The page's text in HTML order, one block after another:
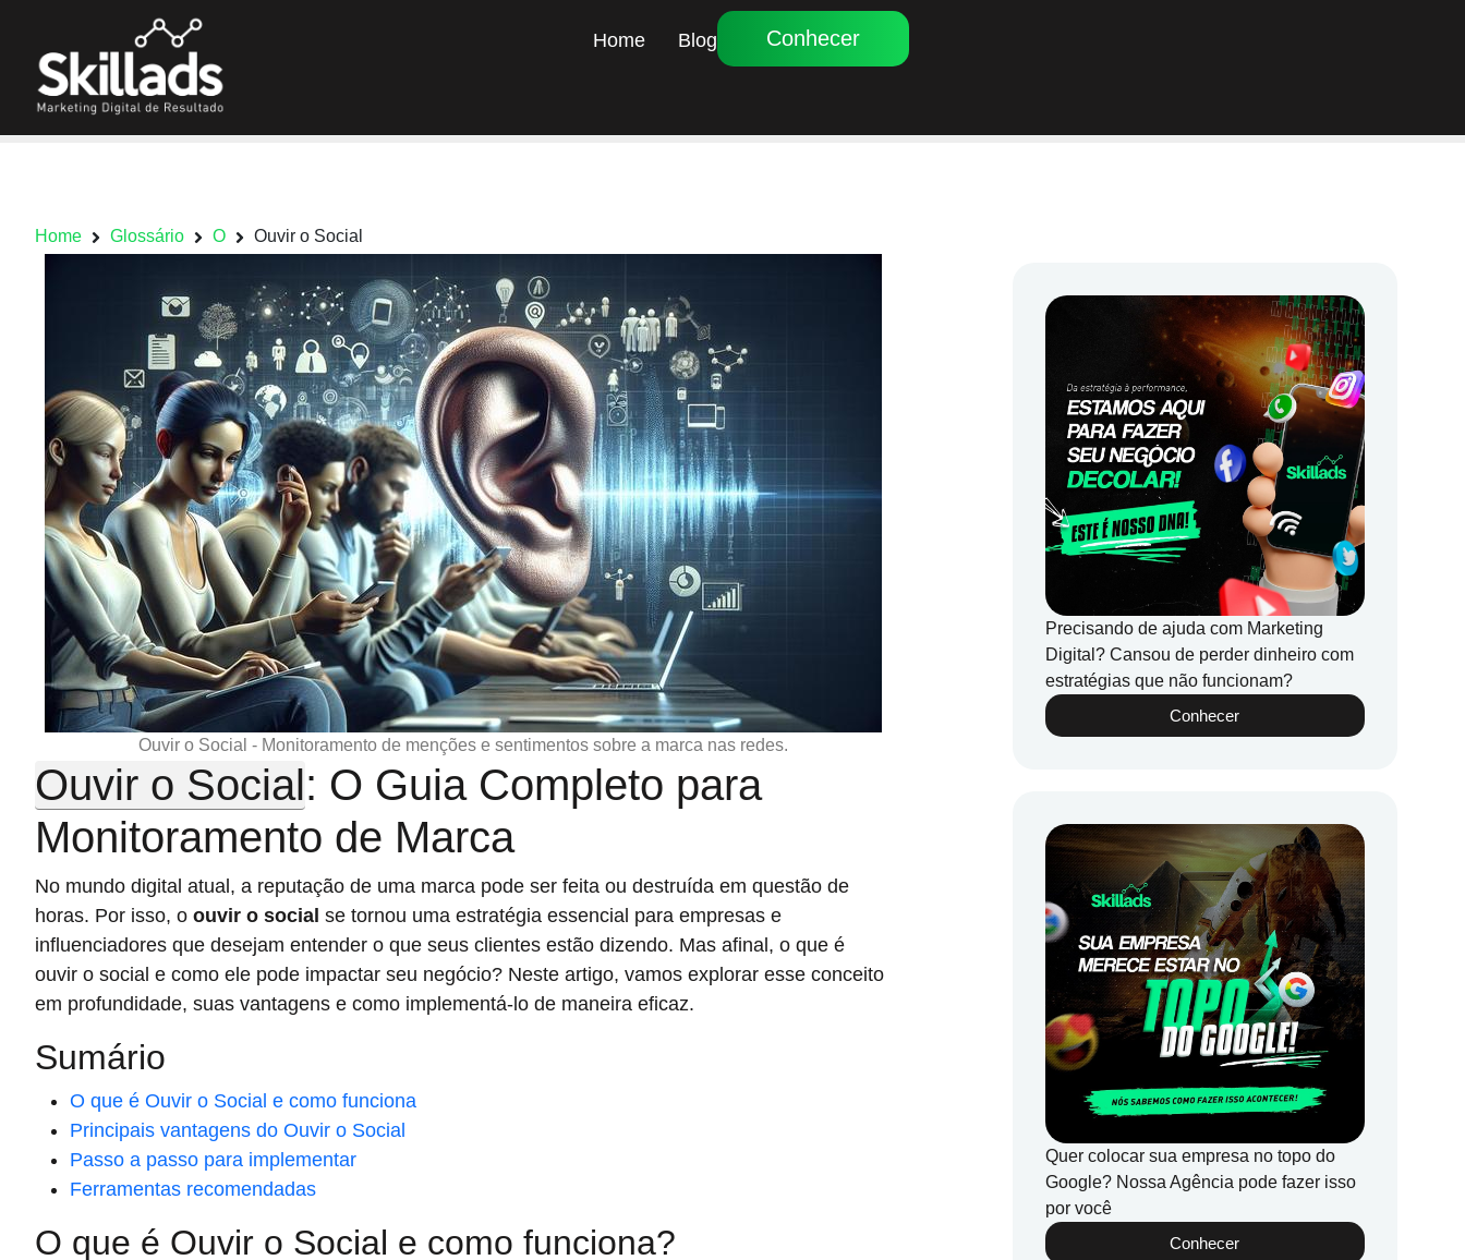
Home Blog Conhecer
Home Glossário O Ouvir o Social
Ouvir o Social - Monitoramento de menções e sentimentos sobre a marca nas redes.
Ouvir o Social : O Guia Completo para
Monitoramento de Marca
No mundo digital atual, a reputação de uma marca pode ser feita ou destruída em questão de
horas. Por isso, o ouvir o social se tornou uma estratégia essencial para empresas e
influenciadores que desejam entender o que seus clientes estão dizendo. Mas afinal, o que é
ouvir o social e como ele pode impactar seu negócio? Neste artigo, vamos explorar esse conceito
em profundidade, suas vantagens e como implementá-lo de maneira eficaz.
Sumário
O que é Ouvir o Social e como funciona
Principais vantagens do Ouvir o Social
Passo a passo para implementar
Ferramentas recomendadas
O que é Ouvir o Social e como funciona?
Precisando de ajuda com Marketing
Digital? Cansou de perder dinheiro com
estratégias que não funcionam?
Conhecer
Quer colocar sua empresa no topo do
Google? Nossa Agência pode fazer isso
por você
Conhecer